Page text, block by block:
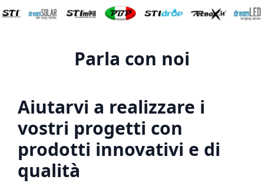
Parla con noi
Aiutarvi a realizzare i
vostri progetti con
prodotti innovativi e di
qualità